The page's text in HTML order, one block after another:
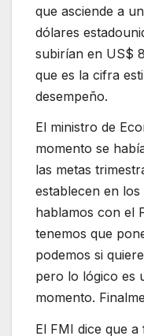
que asciende a
dólares
subirían en US$
que es la cifra
desempeño.
El ministro de
momento se
las metas
establecen en
hablamos con el
tenemos que
podemos si
pero lo lógico es
momento.
El FMI dice que a